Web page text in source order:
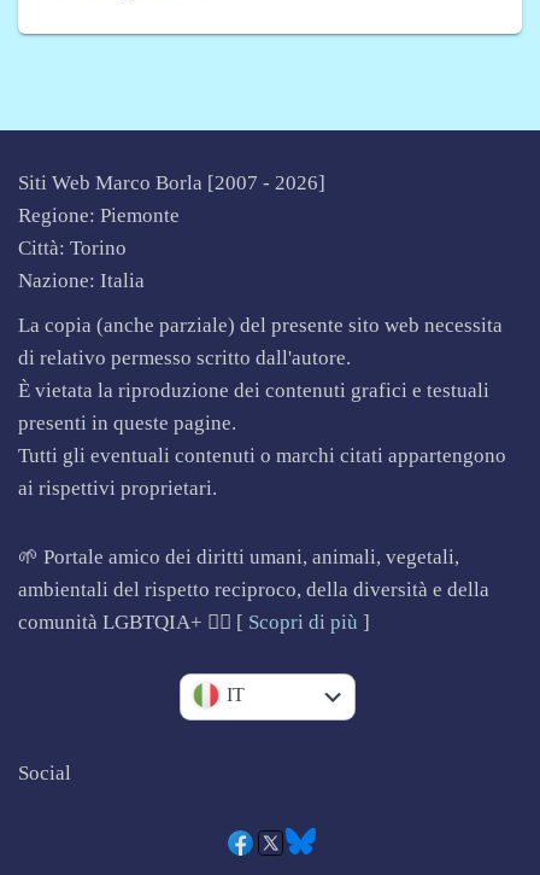
Siti Web Marco Borla [2007 - 2026]
Regione: Piemonte
Città: Torino
Nazione: Italia
La copia (anche parziale) del presente sito web necessita
di relativo permesso scritto dall'autore.
È vietata la riproduzione dei contenuti grafici e testuali
presenti in queste pagine.
Tutti gli eventuali contenuti o marchi citati appartengono
ai rispettivi proprietari.
🌱 Portale amico dei diritti umani, animali, vegetali,
ambientali del rispetto reciproco, della diversità e della
comunità LGBTQIA+ 🏳️‍🌈 [ Scopri di più ]
EN
IT
Social